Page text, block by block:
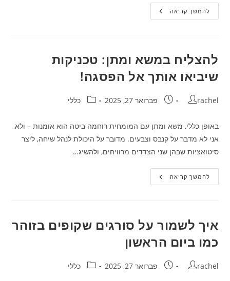
להמשך קריאהאומנות
הבית:
פרויקטים
להצליח במשא ומתן: טכניקות
שיביאו אותך אל הפסגה!
מחבר:
rachel פורסם:פברואר 27, 2025 קטגוריה:
כללי
באופן כללי, משא ומתן עם המומחית רוחמה ביטה הוא אומנות – ולא,
אני לא מדבר על קנבס וצבעים. מדובר על היכולת לנהל שיחה, ליצר
סיטואציות שבהן שני הצדדים מרוויחים, ולהשיג…
להמשך קריאהלהצליח
במשא
הפסגה!
איך לשמור על סורגים שקופים בזוהר
כמו ביום הראשון
מחבר:
rachel פורסם:פברואר 27, 2025 קטגוריה:
כללי